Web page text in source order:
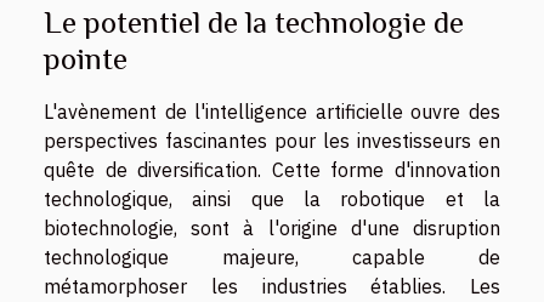
Le potentiel de la technologie de
pointe
L'avènement de l'intelligence artificielle ouvre des
perspectives fascinantes pour les investisseurs en
quête de diversification. Cette forme d'innovation
technologique, ainsi que la robotique et la
biotechnologie, sont à l'origine d'une disruption
technologique majeure, capable de
métamorphoser les industries établies. Les